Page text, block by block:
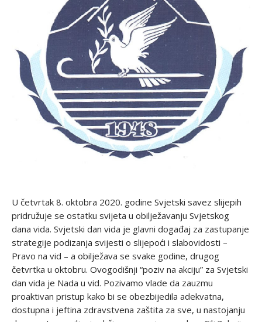
U četvrtak 8. oktobra 2020. godine Svjetski savez slijepih
pridružuje se ostatku svijeta u obilježavanju Svjetskog
dana vida. Svjetski dan vida je glavni događaj za zastupanje
strategije podizanja svijesti o slijepoći i slabovidosti –
Pravo na vid – a obilježava se svake godine, drugog
četvrtka u oktobru. Ovogodišnji “poziv na akciju” za Svjetski
dan vida je Nada u vid. Pozivamo vlade da zauzmu
proaktivan pristup kako bi se obezbijedila adekvatna,
dostupna i jeftina zdravstvena zaštita za sve, u nastojanju